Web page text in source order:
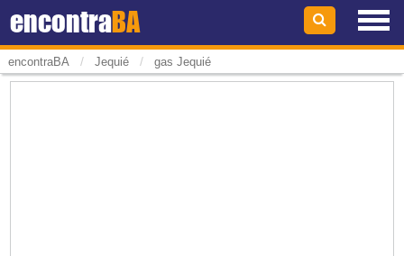
encontraBA
encontraBA / Jequié / gas Jequié